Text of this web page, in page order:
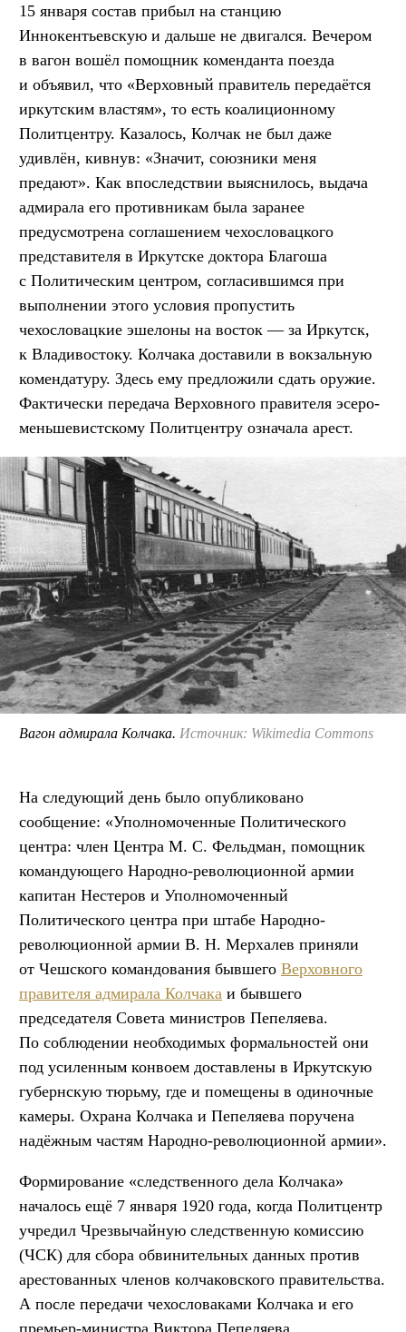
15 января состав прибыл на станцию
Иннокентьевскую и дальше не двигался. Вечером
в вагон вошёл помощник коменданта поезда
и объявил, что «Верховный правитель передаётся
иркутским властям», то есть коалиционному
Политцентру. Казалось, Колчак не был даже
удивлён, кивнув: «Значит, союзники меня
предают». Как впоследствии выяснилось, выдача
адмирала его противникам была заранее
предусмотрена соглашением чехословацкого
представителя в Иркутске доктора Благоша
с Политическим центром, согласившимся при
выполнении этого условия пропустить
чехословацкие эшелоны на восток — за Иркутск,
к Владивостоку. Колчака доставили в вокзальную
комендатуру. Здесь ему предложили сдать оружие.
Фактически передача Верховного правителя эсеро-
меньшевистскому Политцентру означала арест.
Вагон адмирала Колчака. Источник: Wikimedia Commons
На следующий день было опубликовано
сообщение: «Уполномоченные Политического
центра: член Центра М. С. Фельдман, помощник
командующего Народно-революционной армии
капитан Нестеров и Уполномоченный
Политического центра при штабе Народно-
революционной армии В. Н. Мерхалев приняли
от Чешского командования бывшего Верховного
правителя адмирала Колчака и бывшего
председателя Совета министров Пепеляева.
По соблюдении необходимых формальностей они
под усиленным конвоем доставлены в Иркутскую
губернскую тюрьму, где и помещены в одиночные
камеры. Охрана Колчака и Пепеляева поручена
надёжным частям Народно-революционной армии».
Формирование «следственного дела Колчака»
началось ещё 7 января 1920 года, когда Политцентр
учредил Чрезвычайную следственную комиссию
(ЧСК) для сбора обвинительных данных против
арестованных членов колчаковского правительства.
А после передачи чехословаками Колчака и его